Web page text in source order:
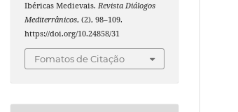
Ibéricas Medievais.Revista Diálogos
Mediterrânicos, (2), 98–109.
https://doi.org/10.24858/31
Fomatos de Citação